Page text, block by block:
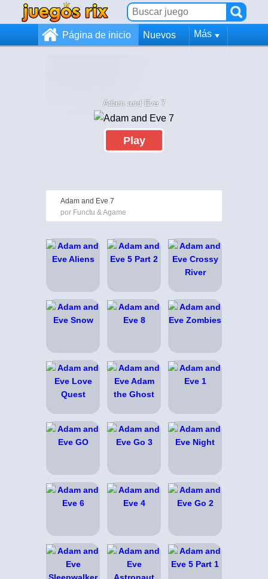
Página de inicio Nuevos Más
Adam and Eve 7
Play
Adam and Eve 7
por Functu & Agame